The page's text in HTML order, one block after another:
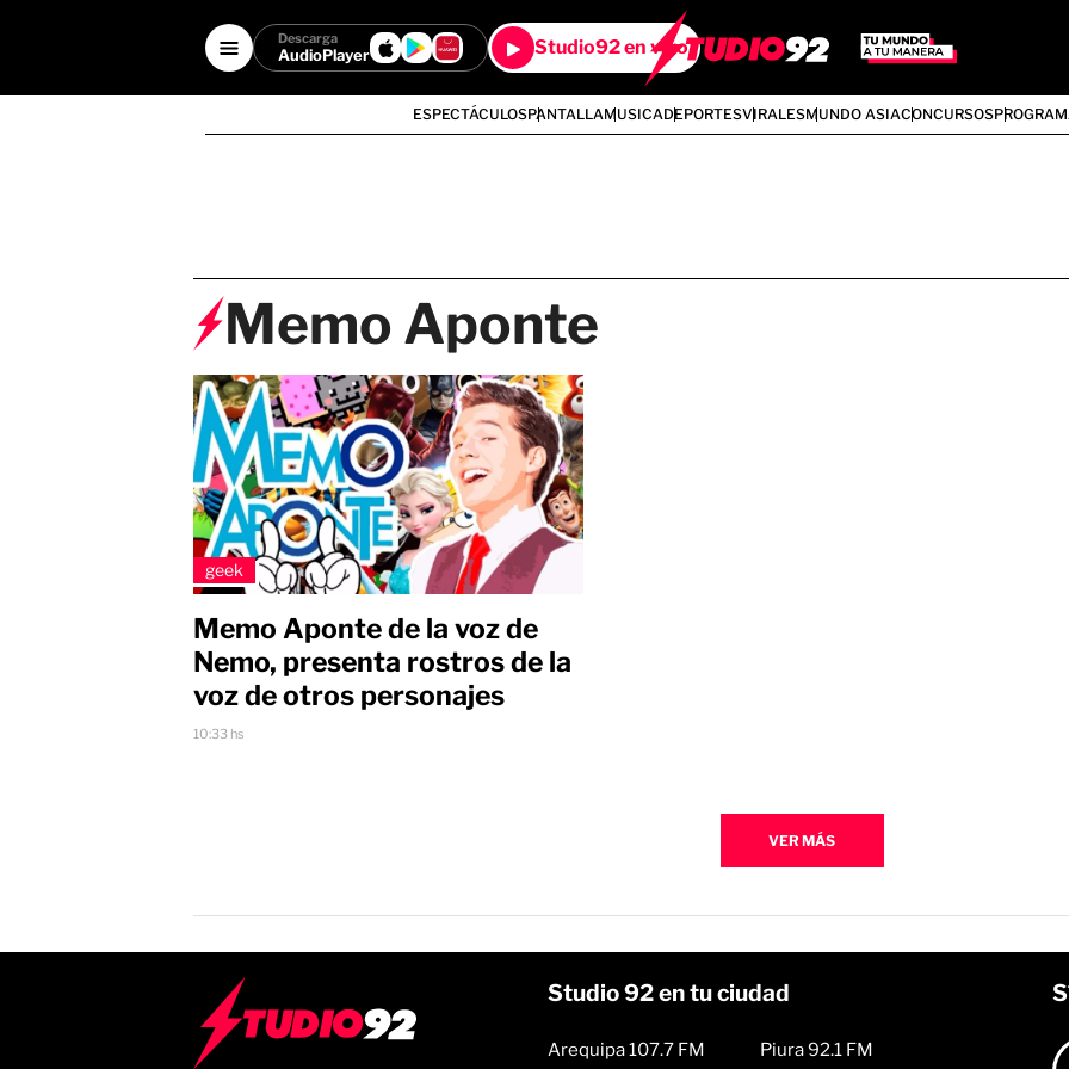
Descarga
AudioPlayer Studio92 en vivo
ESPECTÁCULOSPANTALLAMUSICADEPORTESVIRALESMUNDO ASIACONCURSOS
Memo Aponte
geek
Memo Aponte de la voz de
Nemo, presenta rostros de la
voz de otros personajes
10:33 hs
VER MÁS
Studio 92 en tu ciudad
Arequipa 107.7 FM Piura 92.1 FM